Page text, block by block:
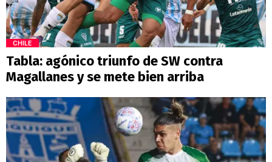
CHILE
Tabla: agónico triunfo de SW contra
Magallanes y se mete bien arriba